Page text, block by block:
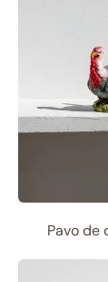
Pavo de